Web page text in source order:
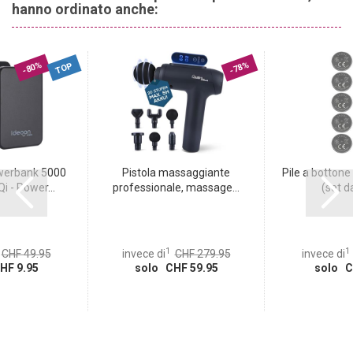
In questo modo puoi sempre fissare i cuscini al loro posto.
hanno ordinato anche:
-80% TOP
5000
- Power...
CHF 49.95
9.95
-78%
Pistola massaggiante
professionale, massage...
invece di1 CHF 279.95
solo CHF 59.95
Pile a
(set
invece di1
solo